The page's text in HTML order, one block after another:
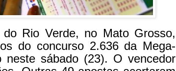
Rio Verde, no Mato Grosso,
do concurso 2.636 da Mega-
neste sábado (23). O vencedor